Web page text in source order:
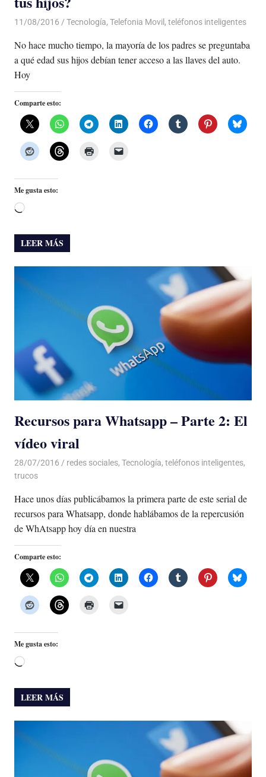
11/08/2016 Luis Castellanos
Tecnología, Telefonia Movil , teléfonos inteligentes
No hace mucho tiempo, la mayoría de los padres se preguntaba
a qué edad sus hijos debían tener acceso a las llaves del auto.
Hoy
Comparte esto:
Me gusta esto:
Cargando...
LEER MÁS
Recursos para Whatsapp – Parte 2: El
vídeo viral
28/07/2016 Luis Castellanos
redes sociales, Tecnología, teléfonos inteligentes,
trucos
Hace unos días publicábamos la primera parte de este serial de
recursos para Whatsapp, donde hablábamos de la repercusión
de WhAtsapp hoy día en nuestra
Comparte esto:
Me gusta esto:
Cargando...
LEER MÁS